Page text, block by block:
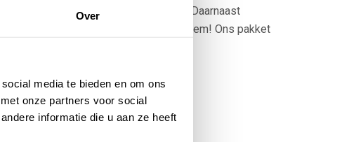
Over
media te bieden en om ons
onze partners voor social
informatie die u aan ze heeft
loods. Wij staan voor u klaar. Daarnaast
is geen enkel probleem! Ons pakket